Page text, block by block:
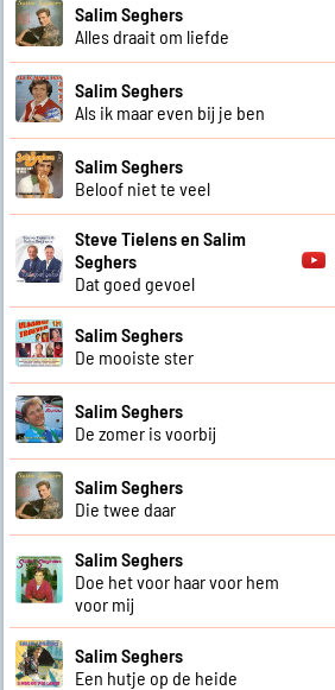
Salim Seghers
Alles draait om liefde
Salim Seghers
Als ik maar even bij je ben
Salim Seghers
Beloof niet te veel
Steve Tielens en Salim
Seghers
Dat goed gevoel
Salim Seghers
De mooiste ster
Salim Seghers
De zomer is voorbij
Salim Seghers
Die twee daar
Salim Seghers
Doe het voor haar voor hem
voor mij
Salim Seghers
Een hutje op de heide